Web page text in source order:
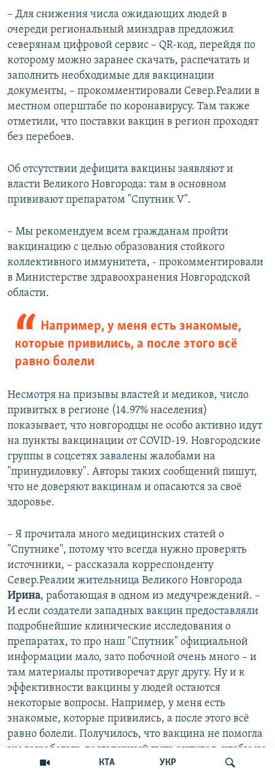
КТА УКР
– Для снижения числа ожидающих людей в
очереди региональный минздрав предложил
северянам цифровой сервис – QR-код, перейдя по
которому можно заранее скачать, распечатать и
заполнить необходимые для вакцинации
документы, – прокомментировали Север.Реалии в
местном оперштабе по коронавирусу. Там также
отметили, что поставки вакцин в регион проходят
без перебоев.
Об отсутствии дефицита вакцины заявляют и
власти Великого Новгорода: там в основном
прививают препаратом "Спутник V".
– Мы рекомендуем всем гражданам пройти
вакцинацию с целью образования стойкого
коллективного иммунитета, - прокомментировали
в Министерстве здравоохранения Новгородской
области.
Например, у меня есть знакомые,
которые привились, а после этого всё
равно болели
Несмотря на призывы властей и медиков, число
привитых в регионе (14.97% населения)
показывает, что новгородцы не особо активно идут
на пункты вакцинации от COVID-19. Новгородские
группы в соцсетях завалены жалобами на
"принудиловку". Авторы таких сообщений пишут,
что не доверяют вакцинам и опасаются за своё
здоровье.
– Я прочитала много медицинских статей о
"Спутнике", потому что всегда нужно проверять
источники, – рассказала корреспонденту
Север.Реалии жительница Великого Новгорода
Ирина, работающая в одном из медучреждений. –
И если создатели западных вакцин предоставляли
подробнейшие клинические исследования о
препаратах, то про наш "Спутник" официальной
информации мало, зато побочной очень много – и
там материалы противоречат друг другу. Ну и к
эффективности вакцины у людей остаются
некоторые вопросы. Например, у меня есть
знакомые, которые привились, а после этого всё
равно болели. Получилось, что вакцина не помогла
им выработать достаточный титр антител, чтобы не
заболеть.